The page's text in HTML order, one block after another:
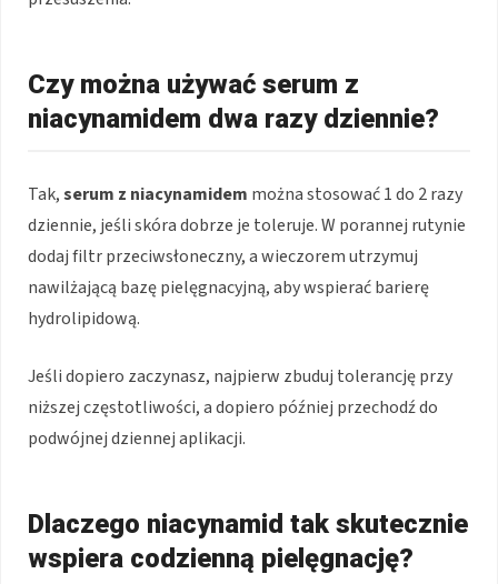
Czy można używać serum z
niacynamidem dwa razy dziennie?
Tak,serum z niacynamidem można stosować 1 do 2 razy
dziennie, jeśli skóra dobrze je toleruje. W porannej rutynie
dodaj filtr przeciwsłoneczny, a wieczorem utrzymuj
nawilżającą bazę pielęgnacyjną, aby wspierać barierę
hydrolipidową.
Jeśli dopiero zaczynasz, najpierw zbuduj tolerancję przy
niższej częstotliwości, a dopiero później przechodź do
podwójnej dziennej aplikacji.
Dlaczego niacynamid tak skutecznie
wspiera codzienną pielęgnację?